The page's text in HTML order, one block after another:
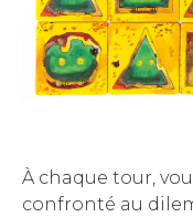
À chaque tour,
confronté au